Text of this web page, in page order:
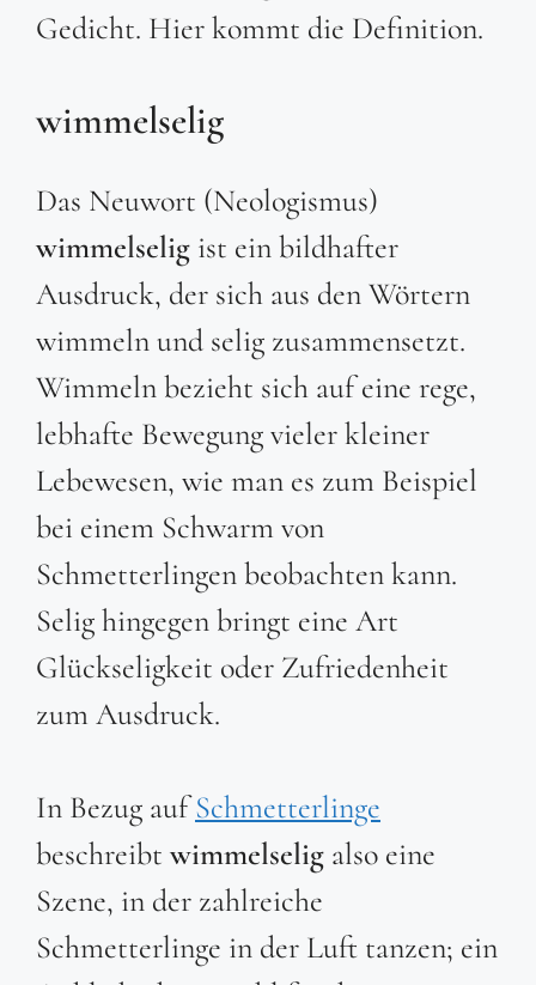
Gedicht. Hier kommt die Definition.
wimmelselig
Das Neuwort (Neologismus)
wimmelselig ist ein bildhafter
Ausdruck, der sich aus den Wörtern
wimmeln und selig zusammensetzt.
Wimmeln bezieht sich auf eine rege,
lebhafte Bewegung vieler kleiner
Lebewesen, wie man es zum Beispiel
bei einem Schwarm von
Schmetterlingen beobachten kann.
Selig hingegen bringt eine Art
Glückseligkeit oder Zufriedenheit
zum Ausdruck.
In Bezug aufSchmetterlinge
beschreibt wimmelselig also eine
Szene, in der zahlreiche
Schmetterlinge in der Luft tanzen; ein